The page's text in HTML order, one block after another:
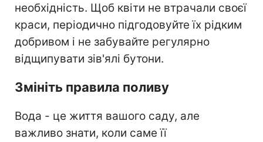
необхідність. Щоб квіти не втрачали своєї
краси, періодично підгодовуйте їх рідким
добривом і не забувайте регулярно
відщипувати зів'ялі бутони.
Змініть правила поливу
Вода - це життя вашого саду, але
важливо знати, коли саме її